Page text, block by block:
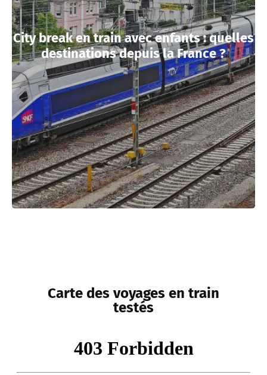
City break en train avec enfants : quelles
destinations depuis la France ?
Carte des voyages en train
testés